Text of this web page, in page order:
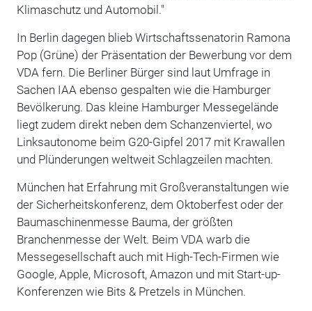
Klimaschutz und Automobil."
In Berlin dagegen blieb Wirtschaftssenatorin Ramona
Pop (Grüne) der Präsentation der Bewerbung vor dem
VDA fern. Die Berliner Bürger sind laut Umfrage in
Sachen IAA ebenso gespalten wie die Hamburger
Bevölkerung. Das kleine Hamburger Messegelände
liegt zudem direkt neben dem Schanzenviertel, wo
Linksautonome beim G20-Gipfel 2017 mit Krawallen
und Plünderungen weltweit Schlagzeilen machten.
München hat Erfahrung mit Großveranstaltungen wie
der Sicherheitskonferenz, dem Oktoberfest oder der
Baumaschinenmesse Bauma, der größten
Branchenmesse der Welt. Beim VDA warb die
Messegesellschaft auch mit High-Tech-Firmen wie
Google, Apple, Microsoft, Amazon und mit Start-up-
Konferenzen wie Bits & Pretzels in München.